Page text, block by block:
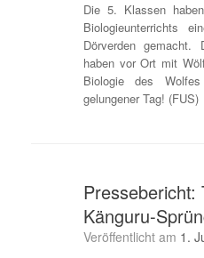
Die 5. Klassen
Biologieunterrichts
Dörverden gemacht.
haben vor Ort mit
Biologie des
gelungener Tag! (FUS)
Känguru-
Veröffentlicht am 1.